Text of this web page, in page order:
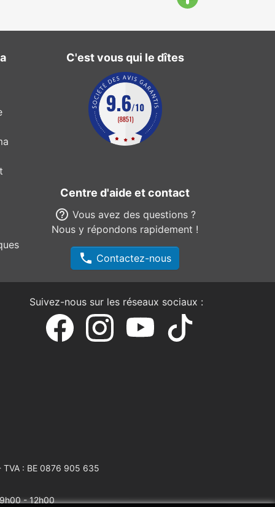
C'est vous qui le dîtes
Centre d'aide et contact
help_outline Vous avez des questions ?
Nous y répondons rapidement !
phone Contactez-nous
Suivez-nous sur les réseaux sociaux :
TVA : BE 0876 905 635
- 12h00